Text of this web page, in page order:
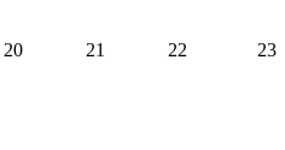
20 21 22 23